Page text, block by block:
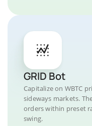
GRID Bot
Capitalize on WBTC
sideways markets.
orders within preset
swing.